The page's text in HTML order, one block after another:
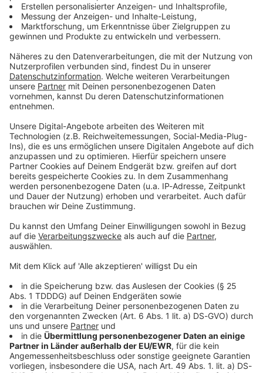
Du möchtest uns etwas sagen?
Studio Hotline
Kontaktformular
Sprachnachricht
© dpa-infocom, dpa:260612-930-211075/1
DAS KÖNNTE DICH AUCH INTERESSIEREN
Bayern